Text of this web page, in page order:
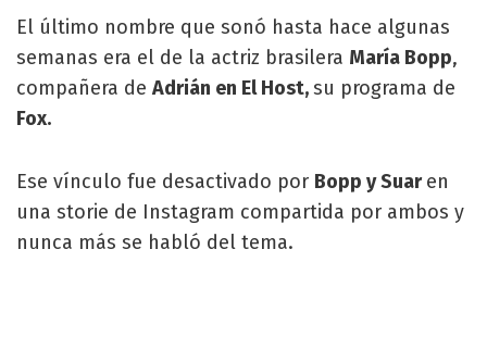
El último nombre que sonó hasta hace algunas
semanas era el de la actriz brasilera María Bopp,
compañera de Adrián en El Host,su programa de
Fox.
Ese vínculo fue desactivado por Bopp y Suaren
una storie de Instagram compartida por ambos y
nunca más se habló del tema.